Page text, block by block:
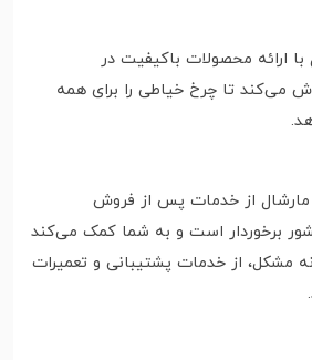
با ارائه محصولات باکیفیت در
می‌کند تا چرخ خیاطی را برای همه
از خدمات پس از فروش
برخوردار است و به شما کمک می‌کند
مشکل، از خدمات پشتیبانی و تعمیرات